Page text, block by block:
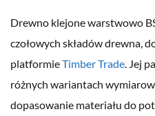
Drewno klejone warstwowo
czołowych składów drewna,
platformieTimber Trade. Jej
różnych wariantach
dopasowanie materiału do